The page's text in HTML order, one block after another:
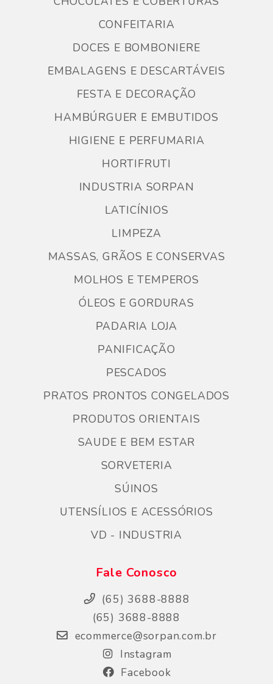
CONFEITARIA
DOCES E BOMBONIERE
EMBALAGENS E DESCARTÁVEIS
FESTA E DECORAÇÃO
HAMBÚRGUER E EMBUTIDOS
HIGIENE E PERFUMARIA
HORTIFRUTI
INDUSTRIA SORPAN
LATICÍNIOS
LIMPEZA
MASSAS, GRÃOS E CONSERVAS
MOLHOS E TEMPEROS
ÓLEOS E GORDURAS
PADARIA LOJA
PANIFICAÇÃO
PESCADOS
PRATOS PRONTOS CONGELADOS
PRODUTOS ORIENTAIS
SAUDE E BEM ESTAR
SORVETERIA
SÚINOS
UTENSÍLIOS E ACESSÓRIOS
VD - INDUSTRIA
Fale Conosco
(65) 3688-8888
(65) 3688-8888
ecommerce@sorpan.com.br
Instagram
Facebook